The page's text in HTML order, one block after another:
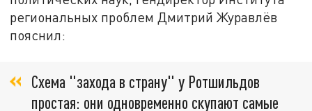
региональных проблем Дмитрий Журавлёв
пояснил:
Схема "захода в страну" у Ротшильдов
простая: они одновременно скупают самые